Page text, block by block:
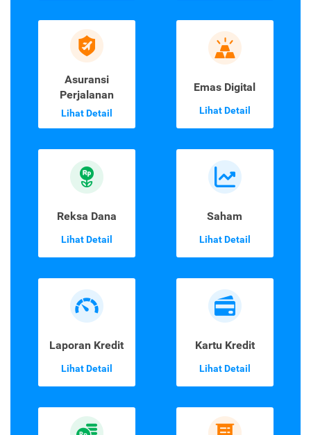
Asuransi
Perjalanan
Lihat Detail
Emas Digital
Lihat Detail
Reksa Dana
Lihat Detail
Saham
Lihat Detail
Laporan Kredit
Lihat Detail
Kartu Kredit
Lihat Detail